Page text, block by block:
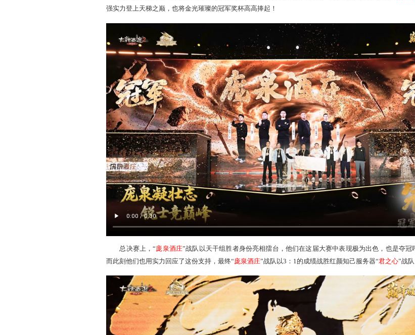
我的足迹： 大话2经典版
购卡充值 客服中心
巅峰破万象，剑鸣动九霄！2026天梯巅峰战年度总决赛线下赛冠军出炉，恭喜
强实力登上天梯之巅，也将金光璀璨的冠军奖杯高高捧起！
总决赛上，“庞泉酒庄”战队以天干组胜者身份亮相擂台，他们在这届大赛中